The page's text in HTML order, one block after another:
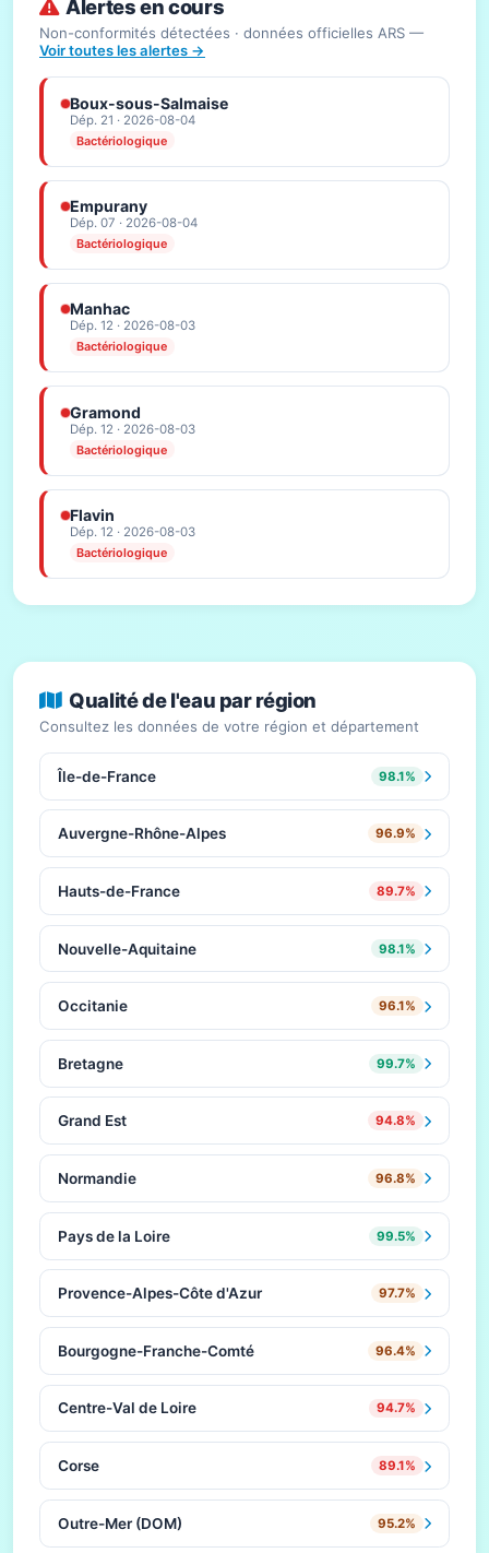
Alertes en cours
Non-conformités détectées · données officielles ARS —
Voir toutes les alertes →
Boux-sous-Salmaise
Dép. 21 · 2026-08-04
Bactériologique
Empurany
Dép. 07 · 2026-08-04
Bactériologique
Manhac
Dép. 12 · 2026-08-03
Bactériologique
Gramond
Dép. 12 · 2026-08-03
Bactériologique
Flavin
Dép. 12 · 2026-08-03
Bactériologique
Qualité de l'eau par région
Consultez les données de votre région et département
Île-de-France 98.1%
Auvergne-Rhône-Alpes 96.9%
Hauts-de-France 89.7%
Nouvelle-Aquitaine 98.1%
Occitanie 96.1%
Bretagne 99.7%
Grand Est 94.8%
Normandie 96.8%
Pays de la Loire 99.5%
Provence-Alpes-Côte d'Azur 97.7%
Bourgogne-Franche-Comté 96.4%
Centre-Val de Loire 94.7%
Corse 89.1%
Outre-Mer (DOM) 95.2%